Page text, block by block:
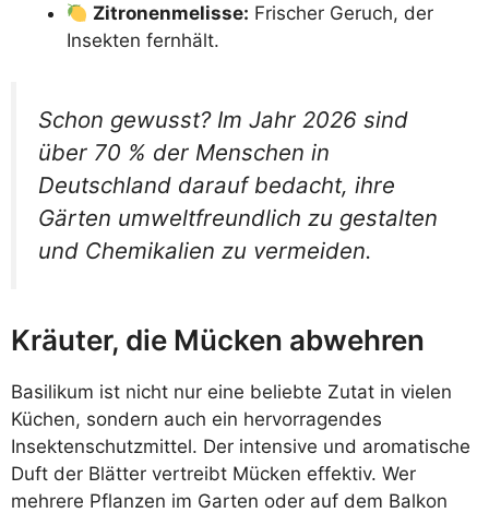
Zitronenmelisse: Frischer Geruch, der
Insekten fernhält.
Schon gewusst? Im Jahr 2026 sind
über 70 % der Menschen in
Deutschland darauf bedacht, ihre
Gärten umweltfreundlich zu gestalten
und Chemikalien zu vermeiden.
Kräuter, die Mücken abwehren
Basilikum ist nicht nur eine beliebte Zutat in vielen
Küchen, sondern auch ein hervorragendes
Insektenschutzmittel. Der intensive und aromatische
Duft der Blätter vertreibt Mücken effektiv. Wer
mehrere Pflanzen im Garten oder auf dem Balkon